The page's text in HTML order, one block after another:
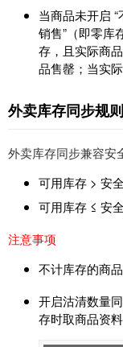
当商品未开启
销售”（即零库
存，且实际商
品售罄； 当实
外卖库存同步规则
外卖库存同步兼容安
可用库存 > 安
可用库存 ≤ 安
注意事项
不计库存的商
开启沽清数量
存时取商品资